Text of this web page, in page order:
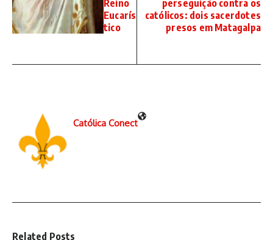
Reino
Eucarís
tico
perseguição contra os
católicos: dois sacerdotes
presos em Matagalpa
Católica Conect
Related Posts